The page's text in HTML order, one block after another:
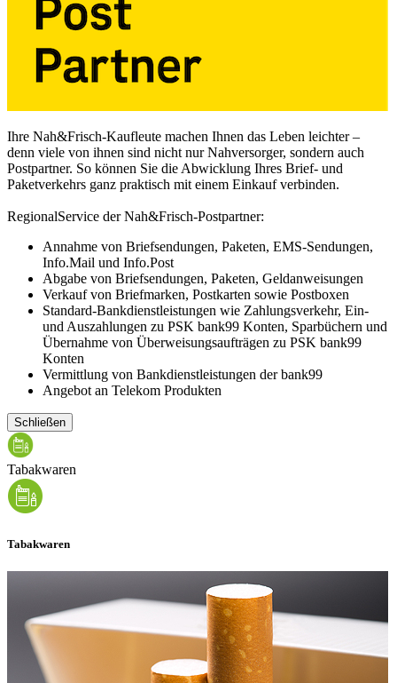
Ihre Nah&Frisch-Kaufleute machen Ihnen das Leben leichter –
denn viele von ihnen sind nicht nur Nahversorger, sondern auch
Postpartner. So können Sie die Abwicklung Ihres Brief- und
Paketverkehrs ganz praktisch mit einem Einkauf verbinden.
RegionalService der Nah&Frisch-Postpartner:
Annahme von Briefsendungen, Paketen, EMS-Sendungen,
Info.Mail und Info.Post
Abgabe von Briefsendungen, Paketen, Geldanweisungen
Verkauf von Briefmarken, Postkarten sowie Postboxen
Standard-Bankdienstleistungen wie Zahlungsverkehr, Ein-
und Auszahlungen zu PSK bank99 Konten, Sparbüchern und
Übernahme von Überweisungsaufträgen zu PSK bank99
Konten
Vermittlung von Bankdienstleistungen der bank99
Angebot an Telekom Produkten
Schließen
Tabakwaren
Tabakwaren